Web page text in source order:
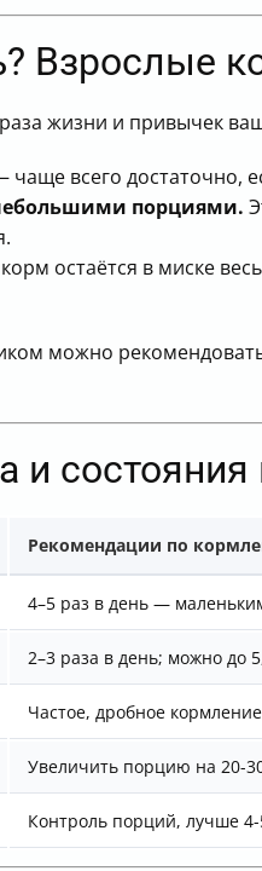
Взрослые
жизни и привычек
чаще всего достаточно,
порциями.
остаётся в миске
можно
и состояния
Рекомендации по
4–5 раз в день —
2–3 раза в день; можно до
Частое, дробное
Увеличить порцию на 20-
Контроль порций, лучше